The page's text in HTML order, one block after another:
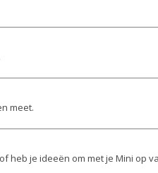
meet.
heb je ideeën om met je Mini op